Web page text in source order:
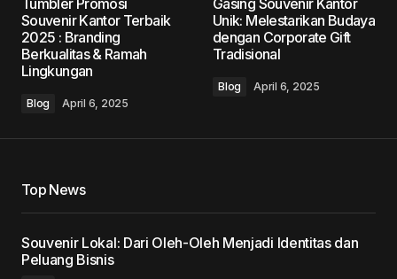
Required fields are marked*
Comment*
Save my name, email, and website in this
Souvenir Kantor Terbaik
2025 : Branding
Berkualitas & Ramah
Lingkungan
Blog April 6, 2025
Unik: Melestarikan Budaya
dengan Corporate Gift
Tradisional
Blog April 6, 2025
Top News
Souvenir Lokal: Dari Oleh-Oleh Menjadi Identitas dan
Peluang Bisnis